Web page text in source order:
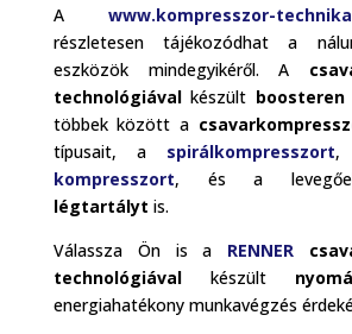
A www.kompresszor-
részletesen tájékozódhat a
eszközök mindegyikéről. A
technológiávalkészült boosteren
többek között a
típusait, a spirálkompresszort,
kompresszort, és a
légtartályt is.
Válassza Ön is a RENNER
technológiávalkészült
energiahatékony munkavégzés